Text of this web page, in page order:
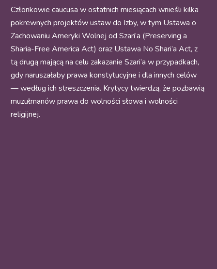
Członkowie caucusa w ostatnich miesiącach wnieśli kilka
pokrewnych projektów ustaw do Izby, w tym Ustawa o
Zachowaniu Ameryki Wolnej od Szari’a (Preserving a
Sharia-Free America Act) oraz Ustawa No Shari’a Act, z
tą drugą mającą na celu zakazanie Szari’a w przypadkach,
gdy naruszałaby prawa konstytucyjne i dla innych celów
— według ich streszczenia. Krytycy twierdzą, że pozbawią
muzułmanów prawa do wolności słowa i wolności
religijnej.